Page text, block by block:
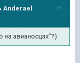
Anderael
на авианосцах"?)